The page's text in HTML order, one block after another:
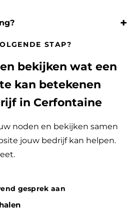
STAP?
bekijken wat een
kan betekenen
in Cerfontaine
noden en bekijken samen
jouw bedrijf kan helpen.
gesprek aan